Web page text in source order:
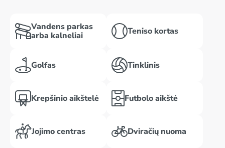
Vandens parkas
arba kalneliai
Teniso kortas
Golfas Tinklinis
Krepšinio aikštelė Futbolo aikštė
Jojimo centras Dviračių nuoma